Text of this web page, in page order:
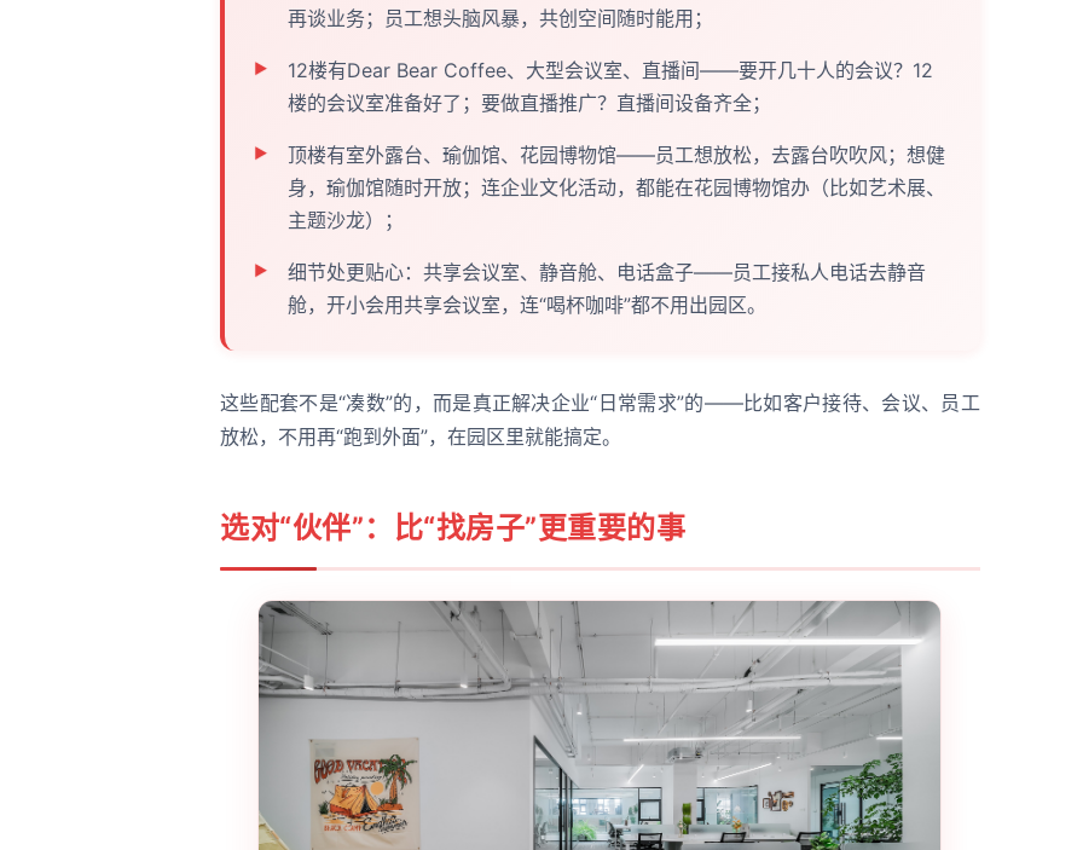
再谈业务；员工想头脑风暴，共创空间随时能用；
12楼有Dear Bear Coffee、大型会议室、直播间——要开几十人的会议？12
楼的会议室准备好了；要做直播推广？直播间设备齐全；
顶楼有室外露台、瑜伽馆、花园博物馆——员工想放松，去露台吹吹风；想健
身，瑜伽馆随时开放；连企业文化活动，都能在花园博物馆办（比如艺术展、
主题沙龙）；
细节处更贴心：共享会议室、静音舱、电话盒子——员工接私人电话去静音
舱，开小会用共享会议室，连“喝杯咖啡”都不用出园区。
这些配套不是“凑数”的，而是真正解决企业“日常需求”的——比如客户接待、会议、员工
放松，不用再“跑到外面”，在园区里就能搞定。
选对“伙伴”：比“找房子”更重要的事